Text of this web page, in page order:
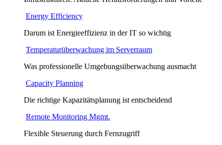
Energy Efficiency
Darum ist Energieeffizienz in der IT so wichtig
Temperaturüberwachung im Serverraum
Was professionelle Umgebungsüberwachung ausmacht
Capacity Planning
Die richtige Kapazitätsplanung ist entscheidend
Remote Monitoring Mgmt.
Flexible Steuerung durch Fernzugriff